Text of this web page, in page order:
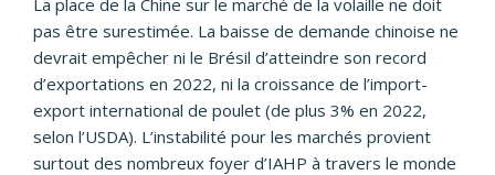
pas être surestimée. La baisse de demande chinoise ne
devrait empêcher ni le Brésil d’atteindre son record
d’exportations en 2022, ni la croissance de l’import-
export international de poulet (de plus 3% en 2022,
selon l’USDA). L’instabilité pour les marchés provient
surtout des nombreux foyer d’IAHP à travers le monde